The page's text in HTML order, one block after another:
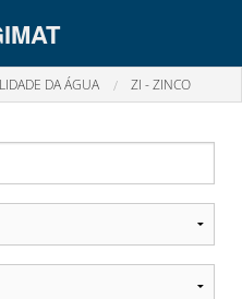
DA ÁGUA ZI - ZINCO